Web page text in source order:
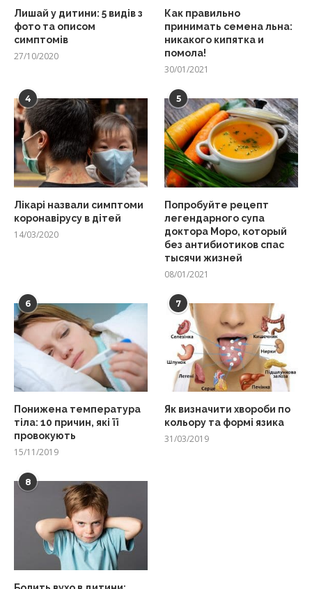
Лишай у дитини: 5 видів з
фото та описом
симптомів
27/10/2020
Как правильно
принимать семена льна:
никакого кипятка и
помола!
30/01/2021
4
Лікарі назвали симптоми
коронавірусу в дітей
14/03/2020
5
Попробуйте рецепт
легендарного супа
доктора Моро, который
без антибиотиков спас
тысячи жизней
08/01/2021
6
Понижена температура
тіла: 10 причин, які її
провокують
15/11/2019
7
Як визначити хвороби по
кольору та формі язика
31/03/2019
8